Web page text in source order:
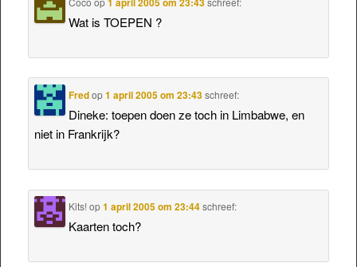
Wat is TOEPEN ?
Fredop1 april 2005 om 23:43 schreef:
Dineke: toepen doen ze toch in Limbabwe, en
niet in Frankrijk?
Kits! op1 april 2005 om 23:44 schreef:
Kaarten toch?